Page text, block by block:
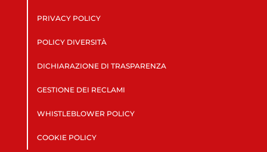
PRIVACY POLICY
POLICY DIVERSITÀ
DICHIARAZIONE DI TRASPARENZA
GESTIONE DEI RECLAMI
WHISTLEBLOWER POLICY
COOKIE POLICY